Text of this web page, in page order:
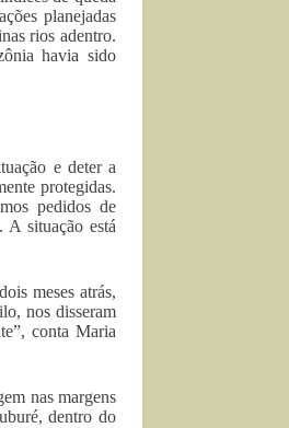
planejadas
rios adentro.
havia sido
e deter a
protegidas.
pedidos de
A situação está
meses atrás,
nos disseram
conta Maria
nas margens
dentro do